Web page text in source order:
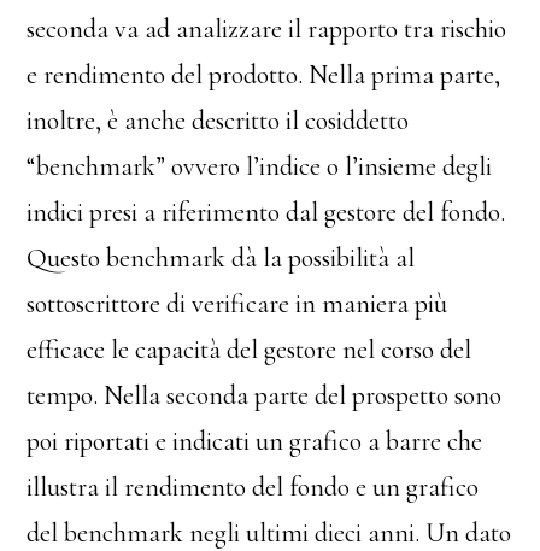
seconda va ad analizzare il rapporto tra rischio
e rendimento del prodotto. Nella prima parte,
inoltre, è anche descritto il cosiddetto
“benchmark” ovvero l’indice o l’insieme degli
indici presi a riferimento dal gestore del fondo.
Questo benchmark dà la possibilità al
sottoscrittore di verificare in maniera più
efficace le capacità del gestore nel corso del
tempo. Nella seconda parte del prospetto sono
poi riportati e indicati un grafico a barre che
illustra il rendimento del fondo e un grafico
del benchmark negli ultimi dieci anni. Un dato